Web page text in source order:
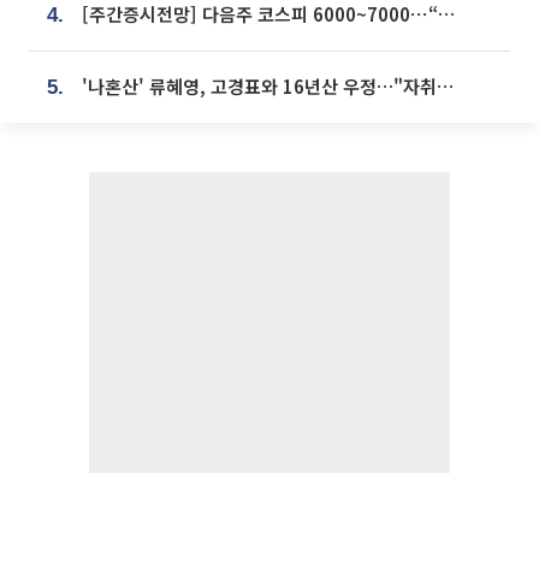
4. [주간증시전망] 다음주 코스피 6000~7000⋯“外人 수급은 정책이 변수”
5. '나혼산' 류혜영, 고경표와 16년산 우정…"자취방서 부모님과 마주쳐"